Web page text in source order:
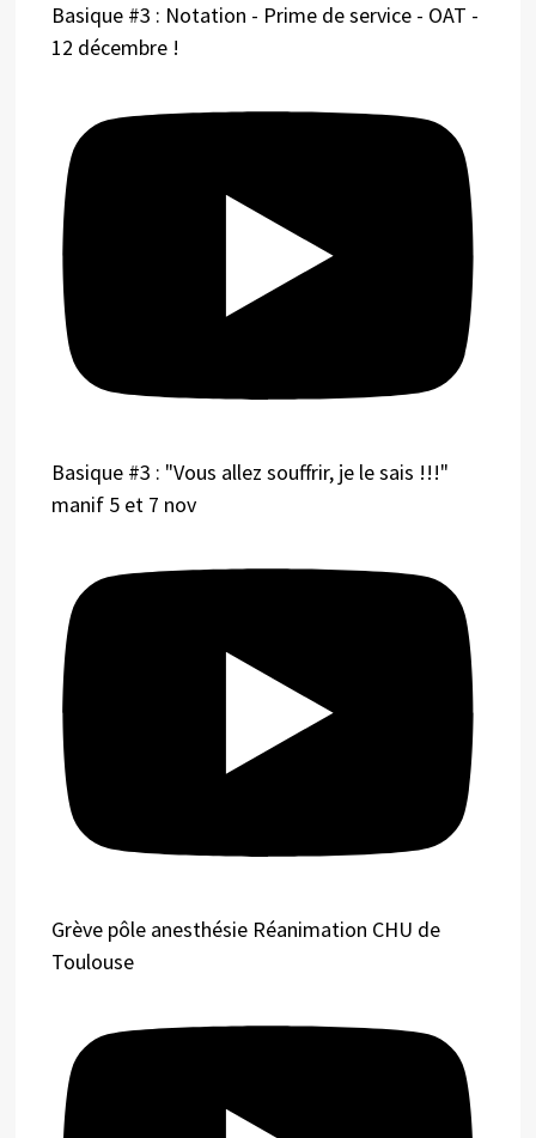
Basique #3 : Notation - Prime de service - OAT -
12 décembre !
Basique #3 : "Vous allez souffrir, je le sais !!!"
manif 5 et 7 nov
Grève pôle anesthésie Réanimation CHU de
Toulouse